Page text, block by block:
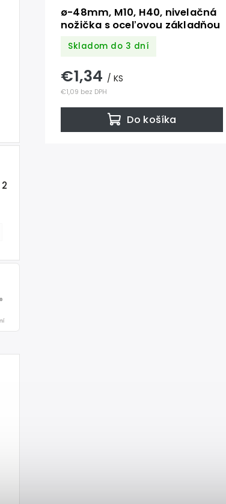
2
ø-48mm, M10, H40, nivelačná
nožička s oceľovou základňou
Skladom do 3 dní
€1,09 bez DPH
€1,34 / KS
Do košíka